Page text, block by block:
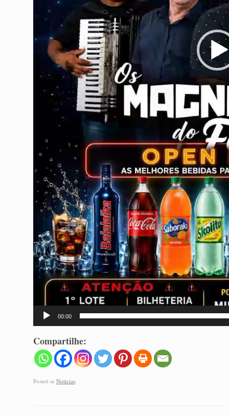
00:00
Compartilhe:
Posted in Noticias